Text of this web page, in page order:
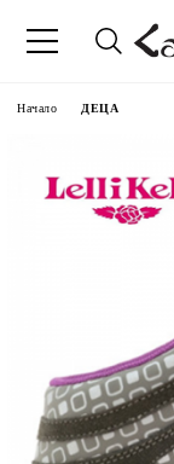
Начало ДЕЦА